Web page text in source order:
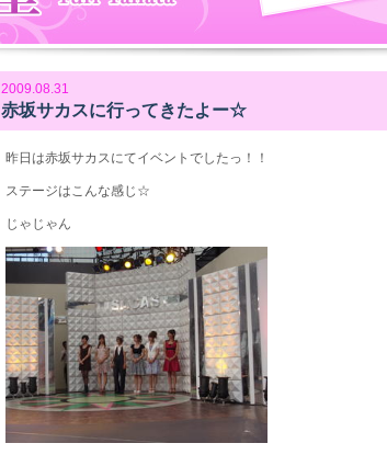
2009.08.31
赤坂サカスに行ってきたよー☆
昨日は赤坂サカスにてイベントでしたっ！！
ステージはこんな感じ☆
じゃじゃん